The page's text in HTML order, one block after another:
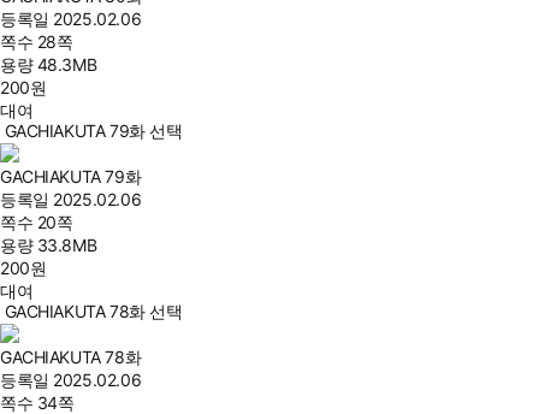
등록일 2025.02.06
쪽수 28쪽
용량48.3MB
200원
대여
GACHIAKUTA 79화 선택
GACHIAKUTA 79화
등록일 2025.02.06
쪽수 20쪽
용량 33.8MB
200원
대여
GACHIAKUTA 78화 선택
GACHIAKUTA 78화
등록일 2025.02.06
쪽수 34쪽